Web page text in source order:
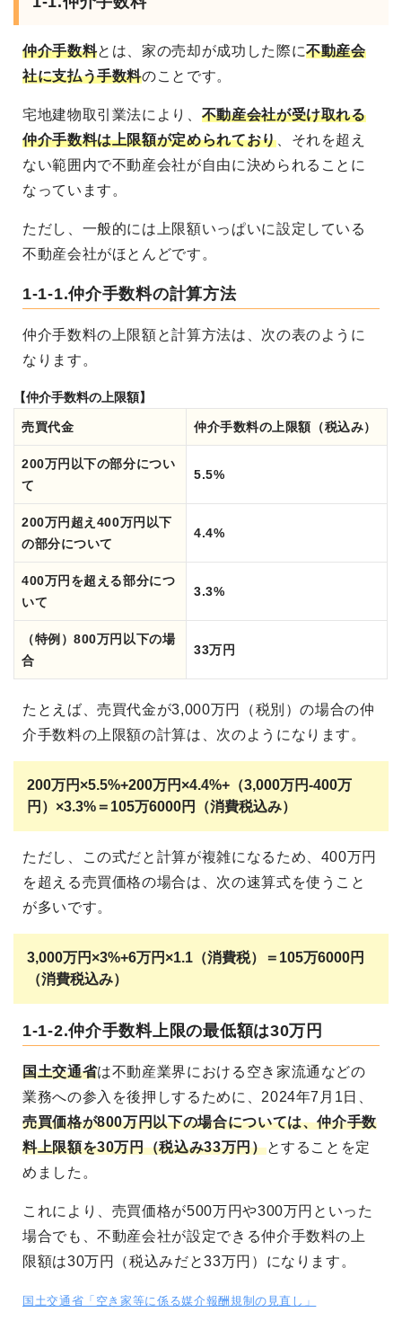
仲介手数料とは、家の売却が成功した際に不動産会
社に支払う手数料のことです。
宅地建物取引業法により、 不動産会社が受け取れる
仲介手数料は上限額が定められており、それを超え
ない範囲内で不動産会社が自由に決められることに
なっています。
ただし、一般的には上限額いっぱいに設定している
不動産会社がほとんどです。
1-1-1.仲介手数料の計算方法
仲介手数料の上限額と計算方法は、次の表のように
なります。
【仲介手数料の上限額】
売買代金 仲介手数料の上限額（税込み）
200万円以下の部分につい
て
5.5%
200万円超え400万円以下
の部分について
4.4%
400万円を超える部分につ
いて
3.3%
（特例）800万円以下の場
合
33万円
たとえば、売買代金が3,000万円（税別）の場合の仲
介手数料の上限額の計算は、次のようになります。
200万円×5.5%+200万円×4.4%+（3,000万円-400万
円）×3.3%＝105万6000円（消費税込み）
ただし、この式だと計算が複雑になるため、400万円
を超える売買価格の場合は、次の速算式を使うこと
が多いです。
3,000万円×3%+6万円×1.1（消費税）＝105万6000円
（消費税込み）
1-1-2.仲介手数料上限の最低額は30万円
国土交通省は不動産業界における空き家流通などの
業務への参入を後押しするために、2024年7月1日、
売買価格が800万円以下の場合については、仲介手数
料上限額を30万円（税込み33万円）とすることを定
めました。
これにより、売買価格が500万円や300万円といった
場合でも、不動産会社が設定できる仲介手数料の上
限額は30万円（税込みだと33万円）になります。
国土交通省「空き家等に係る媒介報酬規制の見直し」